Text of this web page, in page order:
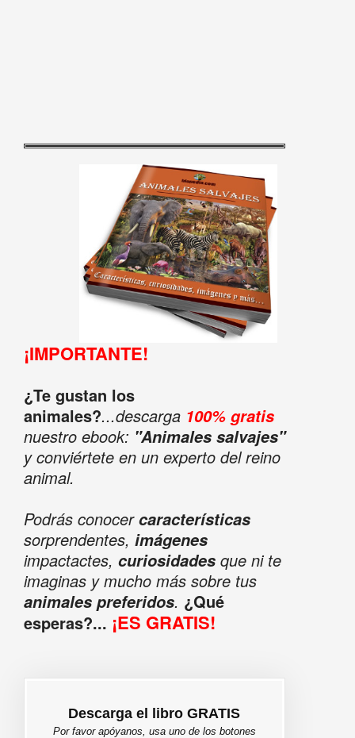
¡IMPORTANTE!
¿Te gustan los
animales?...descarga 100% gratis
nuestro ebook: "Animales salvajes"
y conviértete en un experto del reino
animal.
Podrás conocercaracterísticas
sorprendentes, imágenes
impactactes, curiosidadesque ni te
imaginas y mucho más sobre tus
animales preferidos. ¿Qué
esperas?... ¡ES GRATIS!
Descarga el libro GRATIS
Por favor apóyanos, usa uno de los botones